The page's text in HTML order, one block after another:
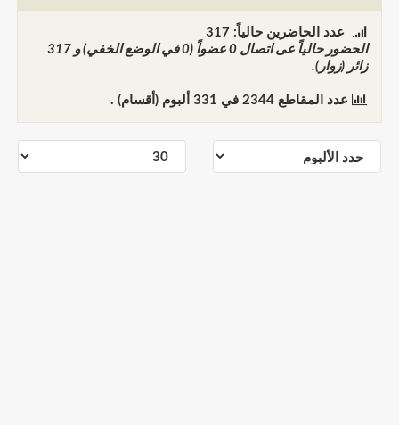
عدد الحاضرين حالياً: 317
الحضور حالياً عى اتصال 0 عضواً (0 في الوضع الخفي) و
317
زائر (زوار).
عدد المقاطع2344 في 331 ألبوم (أقسام) .